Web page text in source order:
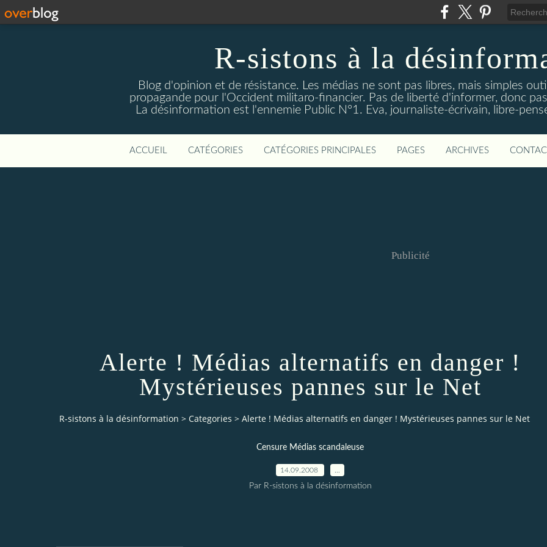
R-sistons à la
Blog d'opinion et de résistance. Les médias ne sont pas libres, mais simples
propagande pour l'Occident militaro-financier. Pas de liberté d'informer, donc
La désinformation est l'ennemie Public N°1. Eva, journaliste-écrivain, libre-
ACCUEIL CATÉGORIES CATÉGORIES PRINCIPALES PAGES ARCHIVES
Publicité
Alerte ! Médias alternatifs en danger !
Mystérieuses pannes sur le Net
R-sistons à la désinformation > Categories > Alerte ! Médias alternatifs en danger ! Mystérieuses pannes sur le Net
Censure Médias scandaleuse
14.09.2008
Par R-sistons à la désinformation